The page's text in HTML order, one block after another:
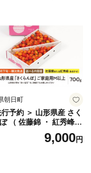
家直送 期間限定 特産品
ズミックス くらもとフ
ム 愛南町 愛媛県
朝日町
行予約 ＞ 山形県産 さく
（ 佐藤錦 ・ 紅秀峰
家庭用 M以上 700g 【20
6月下旬から7月上旬発
9,000円